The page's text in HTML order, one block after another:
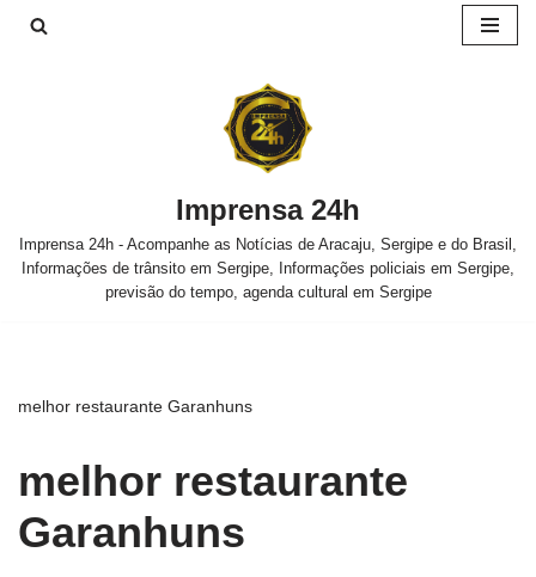
Imprensa 24h
Imprensa 24h - Acompanhe as Notícias de Aracaju, Sergipe e do Brasil,
Informações de trânsito em Sergipe, Informações policiais em Sergipe,
previsão do tempo, agenda cultural em Sergipe
melhor restaurante Garanhuns
melhor restaurante
Garanhuns